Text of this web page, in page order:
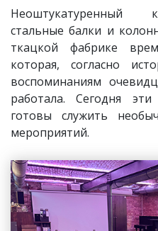
Неоштукатуренный
стальные балки и
ткацкой фабрике
которая, согласно
воспоминаниям
работала. Сегодня
готовы служить
мероприятий.